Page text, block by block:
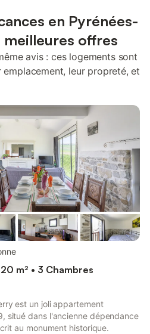
en Pyrénées-
offres
avis : ces logements sont
leur propreté, et
m² • 3 Chambres
est un joli appartement
situé dans l'ancienne dépendance
au monument historique.